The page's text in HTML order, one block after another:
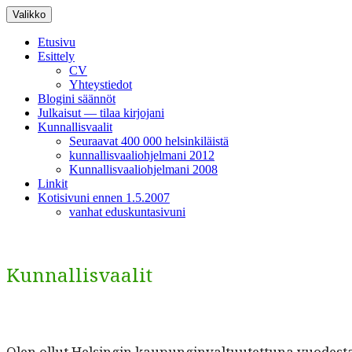
Siirry
sisältöön
Valikko
Etusivu
Esittely
CV
Yhteystiedot
Blogini säännöt
Julkaisut — tilaa kirjojani
Kunnallisvaalit
Seuraavat 400 000 helsinkiläistä
kunnallisvaaliohjelmani 2012
Kunnallisvaaliohjelmani 2008
Linkit
Kotisivuni ennen 1.5.2007
vanhat eduskuntasivuni
Kunnallisvaalit